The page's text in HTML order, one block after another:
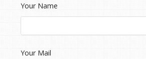
Your Name
Your Mail